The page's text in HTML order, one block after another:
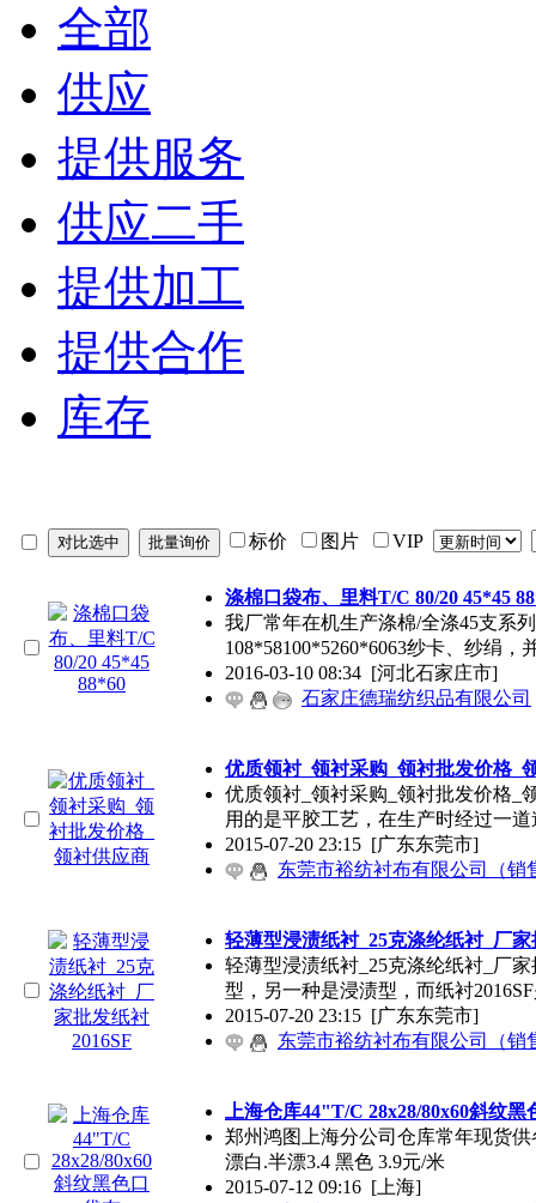
全部
供应
提供服务
供应二手
提供加工
提供合作
库存
标价 图片 VIP
涤棉口袋布、里料T/C 80/20 45*45
我厂常年在机生产涤棉/全涤45支系
108*58100*5260*6063纱卡、纱绢，
2016-03-10 08:34 [河北石家庄市]
石家庄德瑞纺织品有限公司
优质领衬_领衬采购_领衬批发价格_
优质领衬_领衬采购_领衬批发价格_
用的是平胶工艺，在生产时经过一
2015-07-20 23:15 [广东东莞市]
东莞市裕纺衬布有限公司（销
轻薄型浸渍纸衬_25克涤纶纸衬_厂家
轻薄型浸渍纸衬_25克涤纶纸衬_厂
型，另一种是浸渍型，而纸衬
2015-07-20 23:15 [广东东莞市]
东莞市裕纺衬布有限公司（销
上海仓库44"T/C 28x28/80x60斜纹黑
郑州鸿图上海分公司仓库常年现货供
漂白.半漂3.4 黑色 3.9元/米
2015-07-12 09:16 [上海]